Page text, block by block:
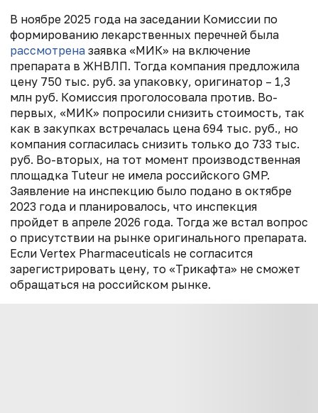
В ноябре 2025 года на заседании Комиссии по
формированию лекарственных перечней была
рассмотрена заявка «МИК» на включение
препарата в ЖНВЛП. Тогда компания предложила
цену 750 тыс. руб. за упаковку, оригинатор – 1,3
млн руб. Комиссия проголосовала против. Во-
первых, «МИК» попросили снизить стоимость, так
как в закупках встречалась цена 694 тыс. руб., но
компания согласилась снизить только до 733 тыс.
руб. Во-вторых, на тот момент производственная
площадка Tuteur не имела российского GMP.
Заявление на инспекцию было подано в октябре
2023 года и планировалось, что инспекция
пройдет в апреле 2026 года. Тогда же встал вопрос
о присутствии на рынке оригинального препарата.
Если Vertex Pharmaceuticals не согласится
зарегистрировать цену, то «Трикафта» не сможет
обращаться на российском рынке.